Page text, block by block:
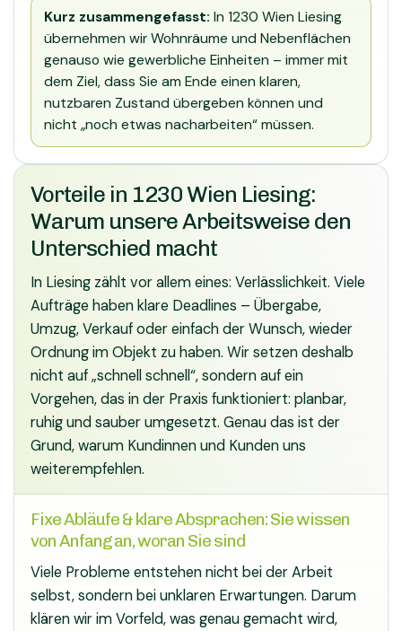
Kurz zusammengefasst: In 1230 Wien Liesing
übernehmen wir Wohnräume und Nebenflächen
genauso wie gewerbliche Einheiten – immer mit
dem Ziel, dass Sie am Ende einen klaren,
nutzbaren Zustand übergeben können und
nicht „noch etwas nacharbeiten“ müssen.
Vorteile in 1230 Wien Liesing:
Warum unsere Arbeitsweise den
Unterschied macht
In Liesing zählt vor allem eines: Verlässlichkeit. Viele
Aufträge haben klare Deadlines – Übergabe,
Umzug, Verkauf oder einfach der Wunsch, wieder
Ordnung im Objekt zu haben. Wir setzen deshalb
nicht auf „schnell schnell“, sondern auf ein
Vorgehen, das in der Praxis funktioniert: planbar,
ruhig und sauber umgesetzt. Genau das ist der
Grund, warum Kundinnen und Kunden uns
weiterempfehlen.
Fixe Abläufe & klare Absprachen: Sie wissen
von Anfang an, woran Sie sind
Viele Probleme entstehen nicht bei der Arbeit
selbst, sondern bei unklaren Erwartungen. Darum
klären wir im Vorfeld, was genau gemacht wird,